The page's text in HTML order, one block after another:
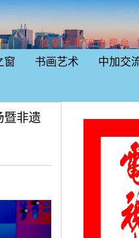
加拿大美洲电视
窗 书画艺术 中加交
非遗